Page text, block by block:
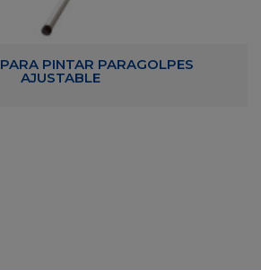
PINTAR PARAGOLPES
AJUSTABLE